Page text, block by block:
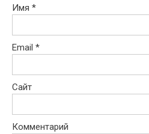
Имя *
Email *
Сайт
Комментарий